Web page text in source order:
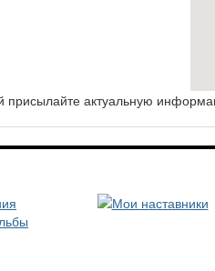
присылайте актуальную